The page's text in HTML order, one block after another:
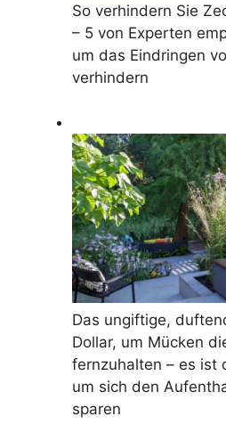
So verhindern Sie
– 5 von Experten
um das Eindringen
verhindern
Das ungiftige,
Dollar, um Mücken
fernzuhalten – es ist
um sich den
sparen